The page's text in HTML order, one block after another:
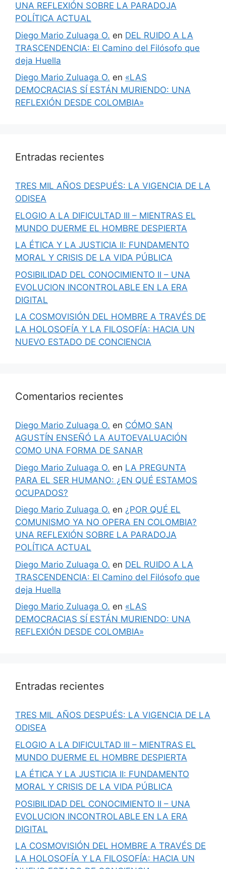
UNA REFLEXIÓN SOBRE LA PARADOJA
POLÍTICA ACTUAL
Diego Mario Zuluaga O. en DEL RUIDO A LA
TRASCENDENCIA: El Camino del Filósofo que
deja Huella
Diego Mario Zuluaga O. en «LAS
DEMOCRACIAS SÍ ESTÁN MURIENDO: UNA
REFLEXIÓN DESDE COLOMBIA»
Entradas recientes
TRES MIL AÑOS DESPUÉS: LA VIGENCIA DE LA
ODISEA
ELOGIO A LA DIFICULTAD III – MIENTRAS EL
MUNDO DUERME EL HOMBRE DESPIERTA
LA ÉTICA Y LA JUSTICIA II: FUNDAMENTO
MORAL Y CRISIS DE LA VIDA PÚBLICA
POSIBILIDAD DEL CONOCIMIENTO II – UNA
EVOLUCION INCONTROLABLE EN LA ERA
DIGITAL
LA COSMOVISIÓN DEL HOMBRE A TRAVÉS DE
LA HOLOSOFÍA Y LA FILOSOFÍA: HACIA UN
NUEVO ESTADO DE CONCIENCIA
Comentarios recientes
Diego Mario Zuluaga O. en CÓMO SAN
AGUSTÍN ENSEÑÓ LA AUTOEVALUACIÓN
COMO UNA FORMA DE SANAR
Diego Mario Zuluaga O. en LA PREGUNTA
PARA EL SER HUMANO: ¿EN QUÉ ESTAMOS
OCUPADOS?
Diego Mario Zuluaga O. en ¿POR QUÉ EL
COMUNISMO YA NO OPERA EN COLOMBIA?
UNA REFLEXIÓN SOBRE LA PARADOJA
POLÍTICA ACTUAL
Diego Mario Zuluaga O. en DEL RUIDO A LA
TRASCENDENCIA: El Camino del Filósofo que
deja Huella
Diego Mario Zuluaga O. en «LAS
DEMOCRACIAS SÍ ESTÁN MURIENDO: UNA
REFLEXIÓN DESDE COLOMBIA»
Entradas recientes
TRES MIL AÑOS DESPUÉS: LA VIGENCIA DE LA
ODISEA
ELOGIO A LA DIFICULTAD III – MIENTRAS EL
MUNDO DUERME EL HOMBRE DESPIERTA
LA ÉTICA Y LA JUSTICIA II: FUNDAMENTO
MORAL Y CRISIS DE LA VIDA PÚBLICA
POSIBILIDAD DEL CONOCIMIENTO II – UNA
EVOLUCION INCONTROLABLE EN LA ERA
DIGITAL
LA COSMOVISIÓN DEL HOMBRE A TRAVÉS DE
LA HOLOSOFÍA Y LA FILOSOFÍA: HACIA UN